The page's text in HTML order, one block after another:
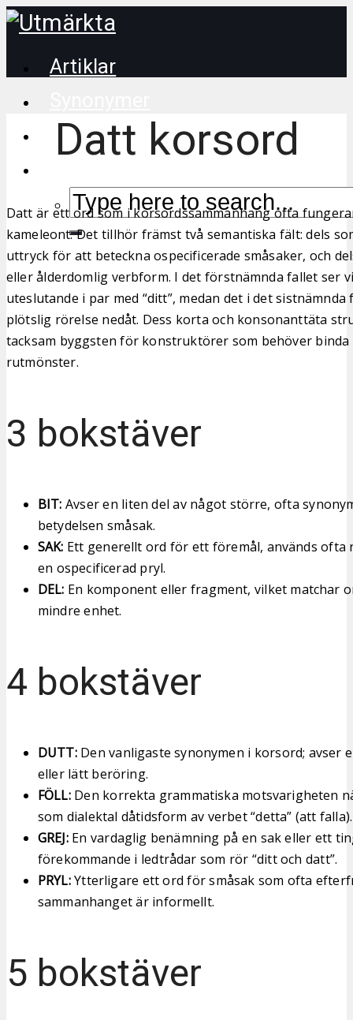
Artiklar
Korsordstips
Datt korsord
Datt är ett ord som i korsordssammanhang ofta
kameleont. Det tillhör främst två semantiska fält: dels
uttryck för att beteckna ospecificerade småsaker, och
eller ålderdomlig verbform. I det förstnämnda fallet ser
uteslutande i par med “ditt”, medan det i det
plötslig rörelse nedåt. Dess korta och konsonanttäta
tacksam byggsten för konstruktörer som behöver
rutmönster.
3 bokstäver
BIT: Avser en liten del av något större, ofta
betydelsen småsak.
SAK: Ett generellt ord för ett föremål, används ofta
en ospecificerad pryl.
DEL: En komponent eller fragment, vilket matchar
mindre enhet.
4 bokstäver
DUTT:Den vanligaste synonymen i korsord; avser
eller lätt beröring.
FÖLL:Den korrekta grammatiska motsvarigheten
som dialektal dåtidsform av verbet “detta” (att falla).
GREJ:En vardaglig benämning på en sak eller ett
förekommande i ledtrådar som rör “ditt och datt”.
PRYL:Ytterligare ett ord för småsak som ofta
sammanhanget är informellt.
5 bokstäver